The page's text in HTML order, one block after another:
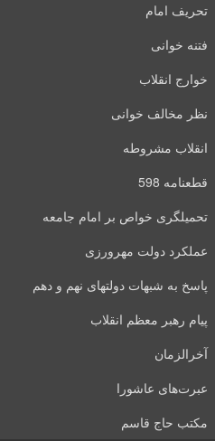
تحریف امام
فتنه خوانی
خوارج انقلاب
نظر مخالف خوانی
انقلاب مشروطه
قطعنامه 598
تحمیلگری خواص بر امام جامعه
عملکرد دولت مهرورزی
پاسخ به شبهات دولتهای نهم و دهم
پیام رهبر معظم انقلاب
آخرالزمان
عبرت‌های عاشورا
مکتب حاج قاسم